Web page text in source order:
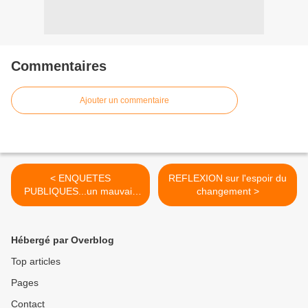
Commentaires
Ajouter un commentaire
< ENQUETES
PUBLIQUES...un mauvais
exemple, la Porcherie de
REFLEXION sur l'espoir du
changement >
Hébergé par Overblog
Top articles
Pages
Contact